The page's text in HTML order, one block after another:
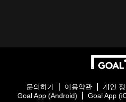
문의하기 이용약관 개인
Goal App (Android)
Goal App